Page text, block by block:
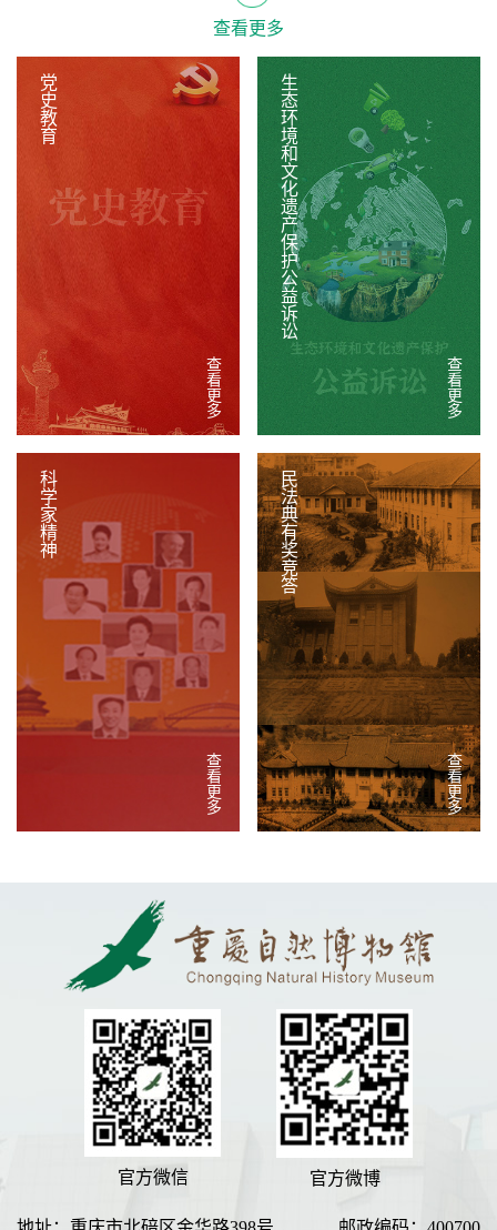
查看更多
党史教育
查看更多
生态环境和文化遗产保护公益诉讼
查看更多
科学家精神
查看更多
民法典有奖竞答
查看更多
官方微信 官方微博